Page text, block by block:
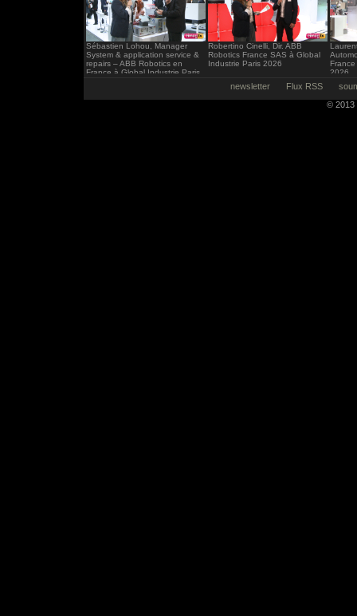
Sébastien Lohou, Manager
System & application service &
repairs – ABB Robotics en
France à Global Industrie Paris
Robertino Cinelli, Dir. ABB
Robotics France SAS à Global
Industrie Paris 2026
2026
newsletter Flux RSS
© 2013